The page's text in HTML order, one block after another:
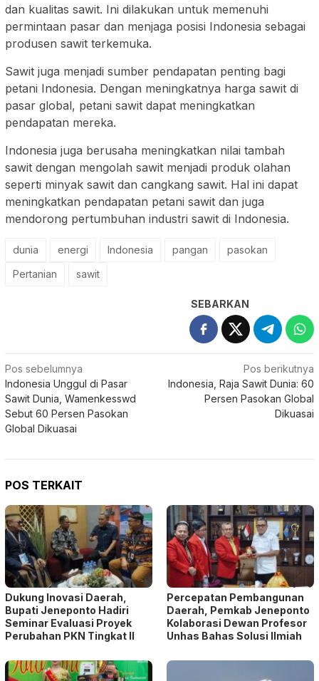
dan kualitas sawit. Ini dilakukan untuk memenuhi
permintaan pasar dan menjaga posisi Indonesia sebagai
produsen sawit terkemuka.
Sawit juga menjadi sumber pendapatan penting bagi
petani Indonesia. Dengan meningkatnya harga sawit di
pasar global, petani sawit dapat meningkatkan
pendapatan mereka.
Indonesia juga berusaha meningkatkan nilai tambah
sawit dengan mengolah sawit menjadi produk olahan
seperti minyak sawit dan cangkang sawit. Hal ini dapat
meningkatkan pendapatan petani sawit dan juga
mendorong pertumbuhan industri sawit di Indonesia.
dunia energi Indonesia pangan
pasokan
Pertanian
sawit
SEBARKAN
Navigasi
pos
Pos sebelumnya
Indonesia Unggul di Pasar
Sawit Dunia, Wamenkesswd
Sebut 60 Persen Pasokan
Global Dikuasai
Pos berikutnya
Indonesia, Raja Sawit Dunia: 60
Persen Pasokan Global
Dikuasai
POS TERKAIT
Dukung Inovasi Daerah,
Bupati Jeneponto Hadiri
Seminar Evaluasi Proyek
Perubahan PKN Tingkat II
Percepatan Pembangunan
Daerah, Pemkab Jeneponto
Kolaborasi Dewan Profesor
Unhas Bahas Solusi Ilmiah